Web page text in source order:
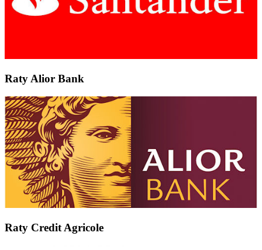
Raty Alior Bank
Raty Credit Agricole